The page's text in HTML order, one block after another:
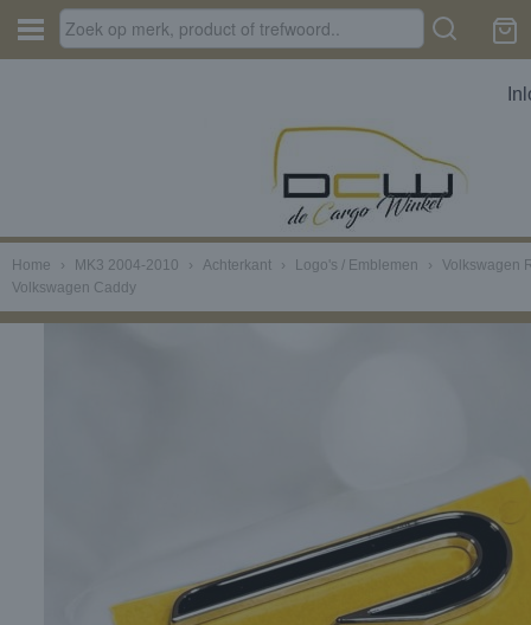
Home › MK3 2004-2010 › Achterkant › Logo's / Emblemen ›
Volkswagen
Volkswagen Caddy